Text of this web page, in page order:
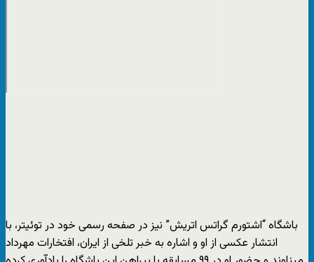
باشگاه “اشتورم گراتس اتریش” نیز در صفحه رسمی خود در توئیتر، با
انتشار عکسی از او و اشاره به خبر تلخی از ایران، افتخارات مهرداد